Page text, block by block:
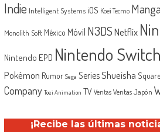
Indie Intelligent Systems iOS Koei Tecmo Manga
Monolith Soft México Móvil N3DSNetflix
Nintendo EPD Nintendo Switch
Pokémon Rumor Sega SeriesShueisha
Company Toei Animation TV Ventas Ventas Japón
¡Recibe las últimas